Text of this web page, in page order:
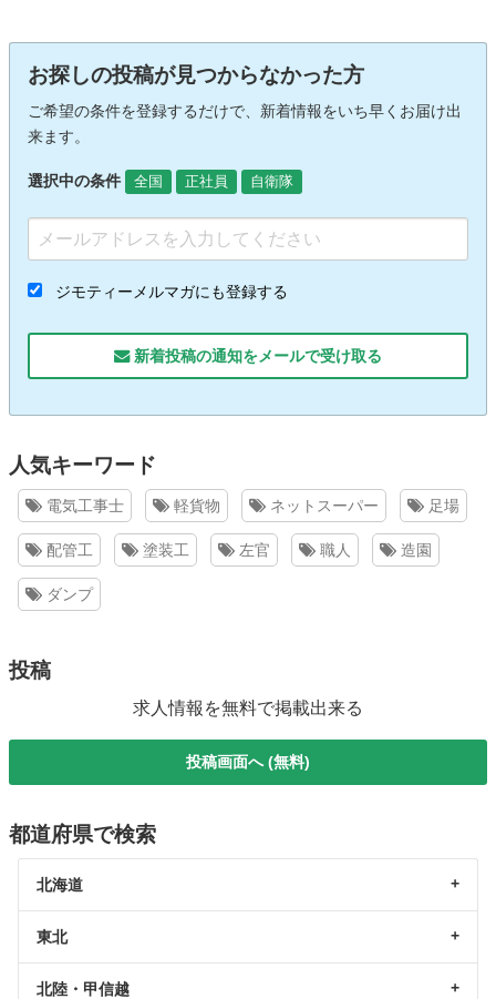
お探しの投稿が見つからなかった方
ご希望の条件を登録するだけで、新着情報をいち早くお届け出
来ます。
選択中の条件 全国 正社員 自衛隊
ジモティーメルマガにも登録する
新着投稿の通知をメールで受け取る
人気キーワード
電気工事士 軽貨物 ネットスーパー 足場
配管工 塗装工 左官 職人 造園
ダンプ
投稿
求人情報を無料で掲載出来る
投稿画面へ (無料)
都道府県で検索
北海道
東北
北陸・甲信越